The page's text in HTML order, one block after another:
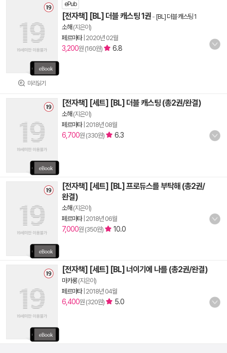
미리읽기
ePub
[전자책] [BL] 더블 캐스팅 1권 - [BL] 더블 캐스팅 1
소해 (지은이)
페르마타| 2020년 02월
3,200원 (160원) 6.8
[전자책] [세트] [BL] 더블 캐스팅 (총2권/완결)
소해 (지은이)
페르마타| 2018년 08월
6,700원 (330원) 6.3
[전자책] [세트] [BL] 프로듀스를 부탁해 (총2권/
완결)
소해 (지은이)
페르마타| 2018년 06월
7,000원 (350원) 10.0
[전자책] [세트] [BL] 너이기에 나를 (총2권/완결)
마카롱(지은이)
페르마타| 2018년 04월
6,400원 (320원) 5.0